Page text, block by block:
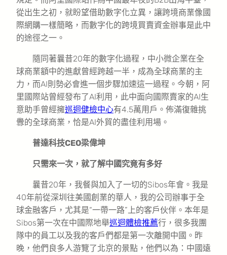
從出生之初，就盼望借助數字化立異，讓跨境商業像國
際網購一樣簡略，而數字化的跨境買賣資金辦事是此中
的途徑之一。
隨同著曩昔20年的數字化過程，中小微企業在全
球商業額中的進獻曾經跨越一半，成為全球商業的主
力，而AI則勢必會進一個步驟加速這一過程。今朝，阿
里國際站曾經發布了AI利用，此中面向國際賣家的AI生
意助手曾經擁巡迴健檢中心有4.5萬用戶。佈滿復雜挑
釁的全球商業，恰是AI外貿的盡佳利用場。
普達科技CEO梁偉坤
只需來一次，就了解中國究竟有多好
曩昔20年，我餐與加入了一切的Sibos年會。我是
40年前從深圳往美國創業的華人，我的公司辦事于全
球金融客戶，尤其是“一帶一路”上的客戶伙伴。本年是
Sibos第一次在中國際地舉巡迴體檢推薦行，很多我團
隊中的員工以及我的客戶們都是第一次離開中國。昨
晚，他們良多人游覽了北京的景點，他們以為：中國遠